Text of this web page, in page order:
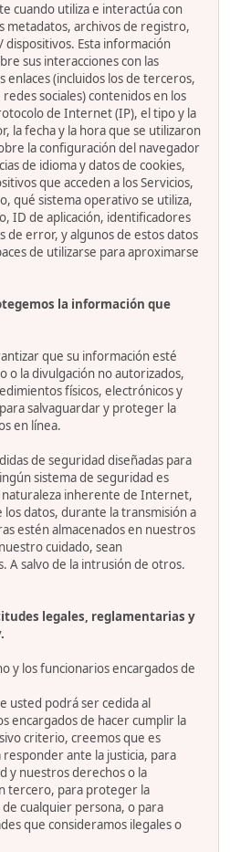
cuando utiliza e interactúa con
metadatos, archivos de registro,
dispositivos. Esta información
sus interacciones con las
enlaces (incluidos los de terceros,
sociales) contenidos en los
de Internet (IP), el tipo y la
la fecha y la hora que se utilizaron
la configuración del navegador
de idioma y datos de cookies,
que acceden a los Servicios,
qué sistema operativo se utiliza,
ID de aplicación, identificadores
de error, y algunos de estos datos
de utilizarse para aproximarse
la información que
que su información esté
o la divulgación no autorizados,
físicos, electrónicos y
salvaguardar y proteger la
en línea.
de seguridad diseñadas para
sistema de seguridad es
inherente de Internet,
datos, durante la transmisión a
estén almacenados en nuestros
cuidado, sean
A salvo de la intrusión de otros.
legales, reglamentarias y
y los funcionarios encargados de
usted podrá ser cedida al
encargados de hacer cumplir la
criterio, creemos que es
ante la justicia, para
y nuestros derechos o la
tercero, para proteger la
cualquier persona, o para
que consideramos ilegales o